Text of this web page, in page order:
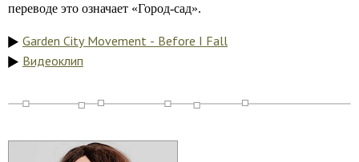
переводе это означает «Город-сад».
Garden City Movement - Before I Fall
Видеоклип